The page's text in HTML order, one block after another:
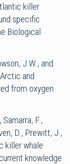
killer
specific
Biological
J.W., and
and
from oxygen
F.,
D., Prewitt, J.,
killer whale
knowledge